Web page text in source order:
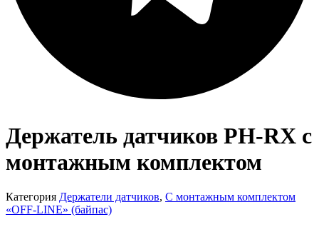
Держатель датчиков PH-RX с
монтажным комплектом
Категория Держатели датчиков, С монтажным комплектом
«OFF-LINE» (байпас)